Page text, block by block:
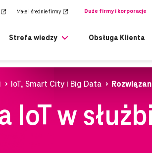
Małe i średnie firmy Duże firmy i korporacje
Strefa wiedzy Obsługa Klienta
IoT, Smart City i Big Data
IoT w